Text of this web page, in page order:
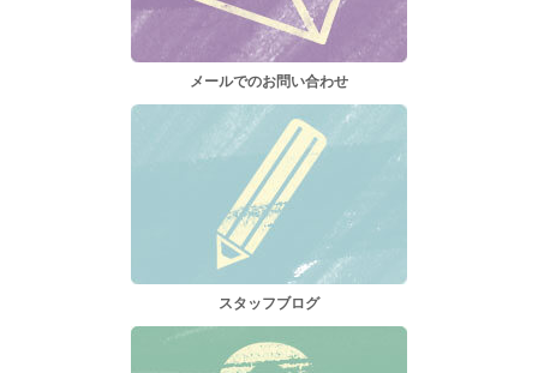
メールでのお問い合わせ
スタッフブログ